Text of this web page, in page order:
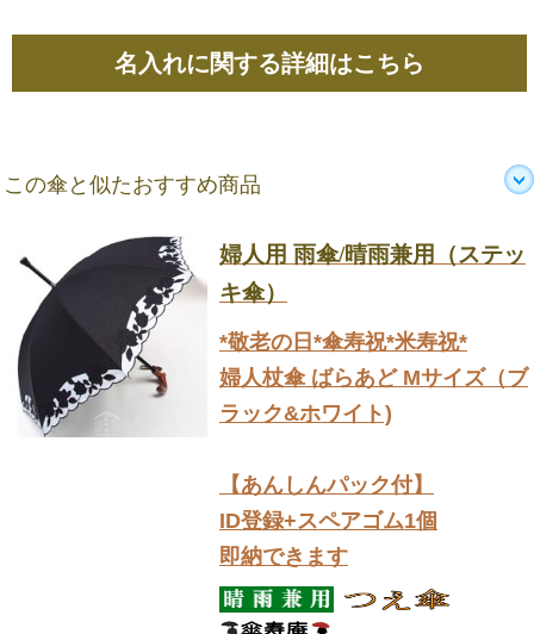
名入れに関する詳細はこちら
この傘と似たおすすめ商品
婦人用 雨傘/晴雨兼用（ステッ
キ傘）
*敬老の日*傘寿祝*米寿祝*
婦人杖傘 ばらあど Mサイズ（ブ
ラック&ホワイト)
【あんしんパック付】
ID登録+スペアゴム1個
即納できます